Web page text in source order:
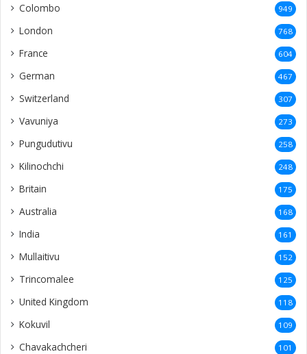
Colombo 949
London 768
France 604
German 467
Switzerland 307
Vavuniya 273
Pungudutivu 258
Kilinochchi 248
Britain 175
Australia 168
India 161
Mullaitivu 152
Trincomalee 125
United Kingdom 118
Kokuvil 109
Chavakachcheri 101